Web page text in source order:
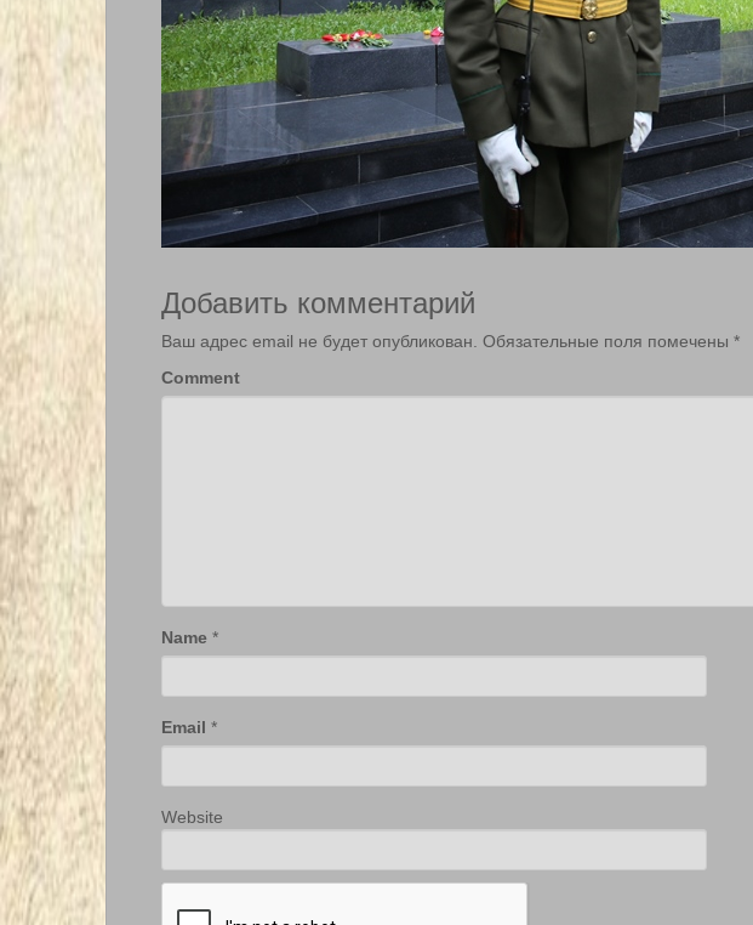
Добавить комментарий
Ваш адрес email не будет опубликован. Обязательные поля помечены *
Comment
Name *
Email *
Website